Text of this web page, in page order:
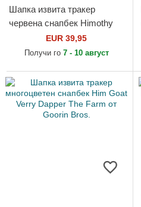
Шапка извита тракер
червена снапбек Himothy
Core Combo The Farm от
Goorin Bros.
EUR 39,95
Получи го 7 - 10 август